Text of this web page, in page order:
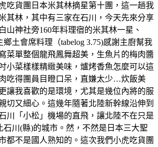
吃貨團日本米其林摘星第十團，這一趟我
其林，其中有三家在石川，今天先來分享
山神社旁160年料理宿的米其林一星、
鄉土會席料理（tabelog 3.75)感謝主廚幫我
菜單整個龍飛鳳舞超美，生魚片的梅肉醬
小菜樣樣精緻美味，爐烤香魚怎麼可以這
吃得團員目瞪口呆，直嫌太少…炊飯美
讓我喜歡的是環境，尤其是幾位內將的服
切又細心。這幾年隨著北陸新幹線沿伸到
川「小松」機場的直飛，讓北陸不在只是
石川(縣)的城市。然，不然是日本三大聖
都不是國人熟知的。這次我們小虎吃貨團